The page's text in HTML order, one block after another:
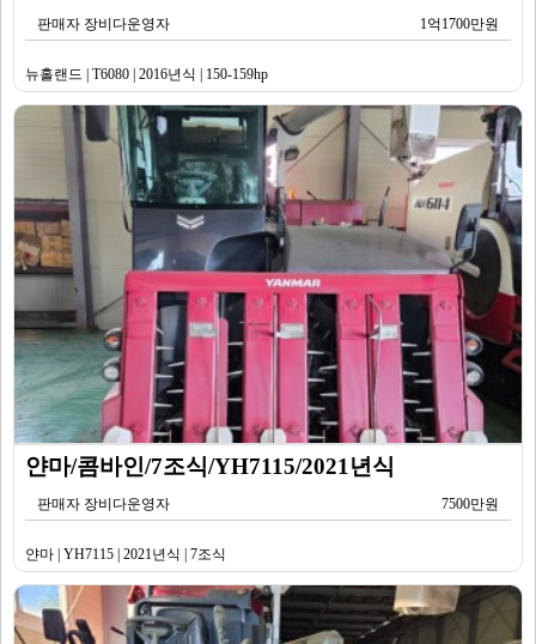
판매자 장비다운영자 1억1700만원
뉴홀랜드 | T6080 | 2016년식 | 150-159hp
얀마/콤바인/7조식/YH7115/2021년식
판매자 장비다운영자 7500만원
얀마 | YH7115 | 2021년식 | 7조식